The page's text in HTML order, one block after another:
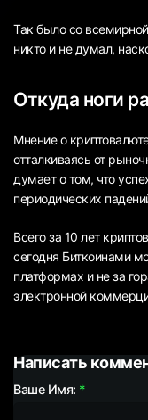
Так было со
никто и не думал,
Откуда ноги
Мнение о
отталкиваясь от
думает о том, что
периодических
Всего за 10 лет
сегодня Биткоинами
платформах и не за
электронной
Написать
Ваше Имя: